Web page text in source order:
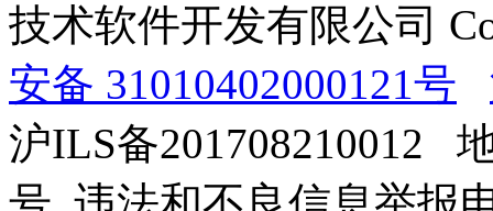
技术软件开发有限公司
安备 31010402000121号
沪ILS备201708210012